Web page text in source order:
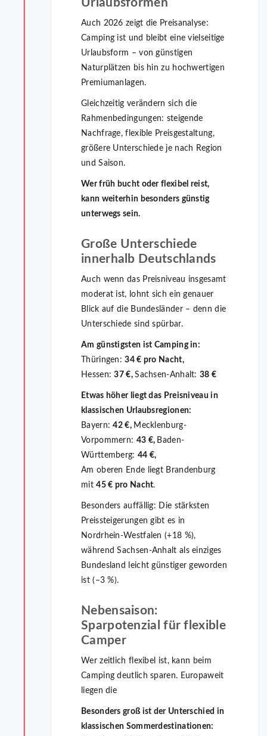
Urlaubsformen
Auch 2026 zeigt die Preisanalyse:
Camping ist und bleibt eine vielseitige
Urlaubsform – von günstigen
Naturplätzen bis hin zu hochwertigen
Premiumanlagen.
Gleichzeitig verändern sich die
Rahmenbedingungen: steigende
Nachfrage, flexible Preisgestaltung,
größere Unterschiede je nach Region
und Saison.
Wer früh bucht oder flexibel reist,
kann weiterhin besonders günstig
unterwegs sein.
Große Unterschiede
innerhalb Deutschlands
Auch wenn das Preisniveau insgesamt
moderat ist, lohnt sich ein genauer
Blick auf die Bundesländer – denn die
Unterschiede sind spürbar.
Am günstigsten ist Camping in:
Thüringen:34 € pro Nacht,
Hessen:37 €,Sachsen-Anhalt:38 €
Etwas höher liegt das Preisniveau in
klassischen Urlaubsregionen:
Bayern:42 €, Mecklenburg-
Vorpommern: 43 €, Baden-
Württemberg: 44 €,
Am oberen Ende liegt Brandenburg
mit45 € pro Nacht.
Besonders auffällig: Die stärksten
Preissteigerungen gibt es in
Nordrhein-Westfalen (+18 %),
während Sachsen-Anhalt als einziges
Bundesland leicht günstiger geworden
ist (–3 %).
Nebensaison:
Sparpotenzial für flexible
Camper
Wer zeitlich flexibel ist, kann beim
Camping deutlich sparen. Europaweit
liegen die
Besonders groß ist der Unterschied in
klassischen Sommerdestinationen: